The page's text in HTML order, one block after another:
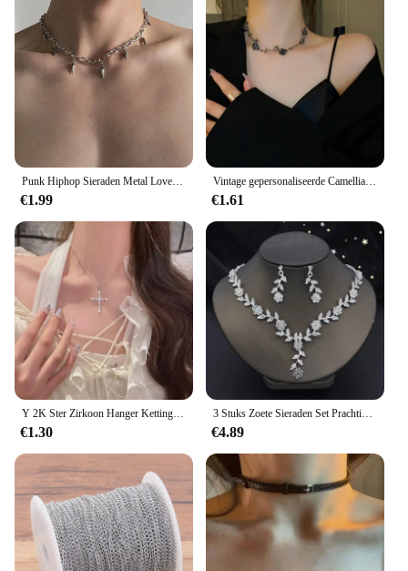
Punk Hiphop Sieraden Metal Lovertjes Klinknagel Ketting Koreaanse Mode Cool Hanger Ketting Voor Vrouwen Grunge Accessoires Goth Choker
€1.99
Vintage gepersonaliseerde Camellia hanger ketting dames punk metaal zwart populair ontwerp ketting Y2K sieraden gothic cadeau
€1.61
Y 2K Ster Zirkoon Hanger Ketting Voor Vrouwen Luxe Lief Cool Meisje Punk Hart Sleutelbeen Ketting 2024 Nieuwe Mode Sieraden Feest Cadeau
€1.30
3 Stuks Zoete Sieraden Set Prachtige Strass Hanger Banket Feest Vrouwen Mode Romantische Kristallen Ketting Oorbel Accessoire Set
€4.89